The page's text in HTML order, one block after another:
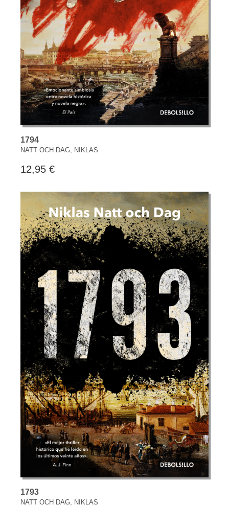
1794
NATT OCH DAG, NIKLAS
12,95 €
1793
NATT OCH DAG, NIKLAS